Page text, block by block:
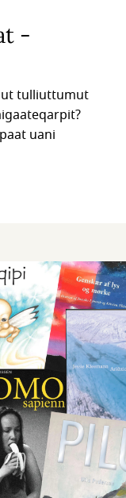
-
tulliuttumut
uani